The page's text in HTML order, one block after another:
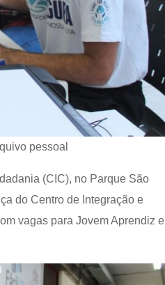
pessoal
(CIC), no Parque São
do Centro de Integração e
vagas para Jovem Aprendiz e